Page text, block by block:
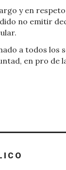
y en
no emitir
a todos los
en pro de